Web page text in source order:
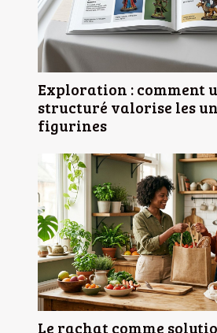
Exploration : comment
structuré valorise les
figurines
Le rachat comme